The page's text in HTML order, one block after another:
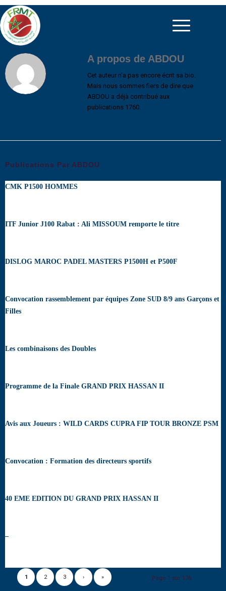
A propos de ABDOU
Cet auteur n’a pas encore écrit sa bio.
Mais nous sommes fiers de dire que
ABDOU a déjà contribué aux
publications 1760.
Publications Par ABDOU
CMK P1500 HOMMES
ITF Junior J100 Rabat : Ali MISSOUM remporte le titre
DISLOG MAROC PADEL MASTERS P1500H et P500F
Convocation rassemblement par équipes Zone SUD 8/9 ans Garçons et
Filles
Les combinaisons des Doubles
Programme de la Finale GRAND PRIX HASSAN II
Avis aux Joueurs : WILD CARDS CUPRA FIP TOUR BRONZE PSM
Convocation : Formation des directeurs sportifs
40 EME EDITION DU GRAND PRIX HASSAN II
–
Page 1 sur 176
1 2 3 › »